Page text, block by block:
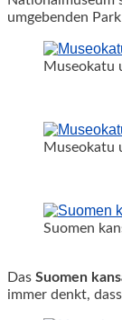
umgebenden
Museokatu
Museokatu
Suomen
Das Suomen
immer denkt,